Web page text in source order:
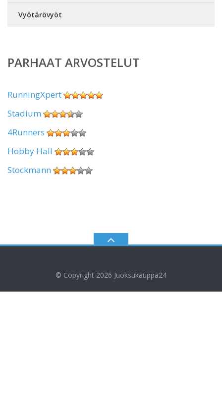
Vyötärövyöt
PARHAAT ARVOSTELUT
RunningXpert
Stadium
4Runners
Hobby Hall
Stockmann
© Copyright 2026 Juoksukauppa24